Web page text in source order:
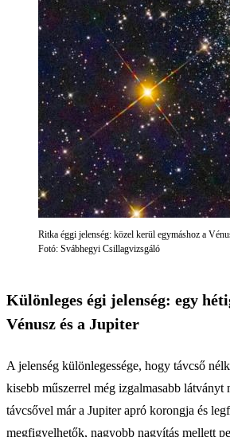
Ritka éggi jelenség: közel kerül egymáshoz a
Fotó: Svábhegyi Csillagvizsgáló
Különleges égi jelenség: egy
Vénusz és a Jupiter
A jelenség különlegessége, hogy távcső
kisebb műszerrel még izgalmasabb
távcsővel már a Jupiter apró korongja és
megfigyelhetők, nagyobb nagyítás mellett